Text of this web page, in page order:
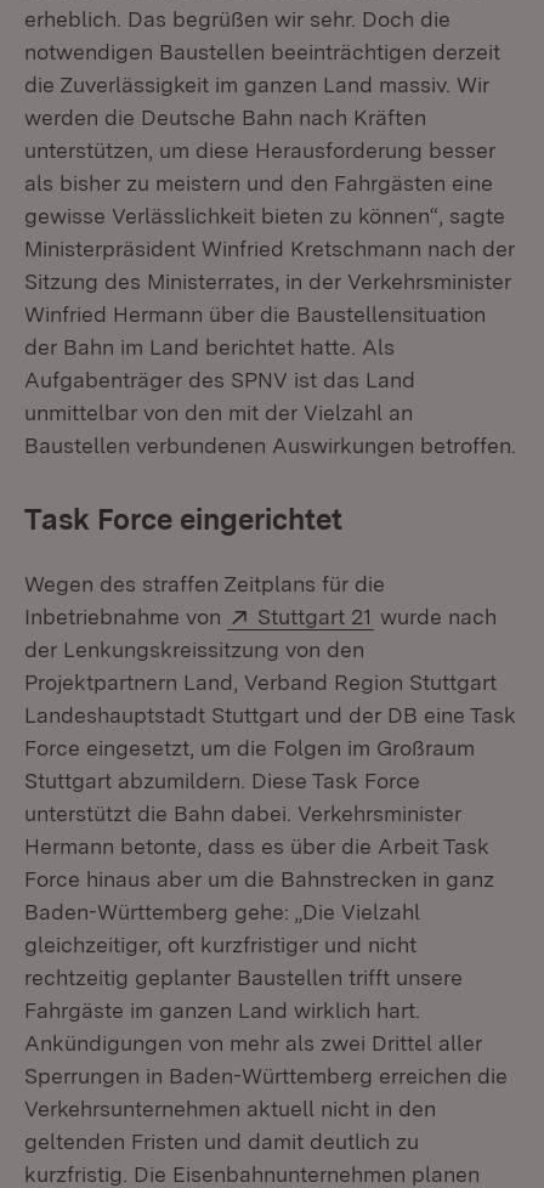
erheblich. Das begrüßen wir sehr. Doch die
notwendigen Baustellen beeinträchtigen derzeit
die Zuverlässigkeit im ganzen Land massiv. Wir
werden die Deutsche Bahn nach Kräften
unterstützen, um diese Herausforderung besser
als bisher zu meistern und den Fahrgästen eine
gewisse Verlässlichkeit bieten zu können“, sagte
Ministerpräsident Winfried Kretschmann nach der
Sitzung des Ministerrates, in der Verkehrsminister
Winfried Hermann über die Baustellensituation
der Bahn im Land berichtet hatte. Als
Aufgabenträger des SPNV ist das Land
unmittelbar von den mit der Vielzahl an
Baustellen verbundenen Auswirkungen betroffen.
Task Force eingerichtet
Wegen des straffen Zeitplans für die
Inbetriebnahme von
Extern:
Stuttgart 21 (Öffnet in
wurde nach
der Lenkungskreissitzung von den
Projektpartnern Land, Verband Region Stuttgart
Landeshauptstadt Stuttgart und der DB eine Task
Force eingesetzt, um die Folgen im Großraum
Stuttgart abzumildern. Diese Task Force
unterstützt die Bahn dabei. Verkehrsminister
Hermann betonte, dass es über die Arbeit Task
Force hinaus aber um die Bahnstrecken in ganz
Baden-Württemberg gehe: „Die Vielzahl
gleichzeitiger, oft kurzfristiger und nicht
rechtzeitig geplanter Baustellen trifft unsere
Fahrgäste im ganzen Land wirklich hart.
Ankündigungen von mehr als zwei Drittel aller
Sperrungen in Baden-Württemberg erreichen die
Verkehrsunternehmen aktuell nicht in den
geltenden Fristen und damit deutlich zu
kurzfristig. Die Eisenbahnunternehmen planen